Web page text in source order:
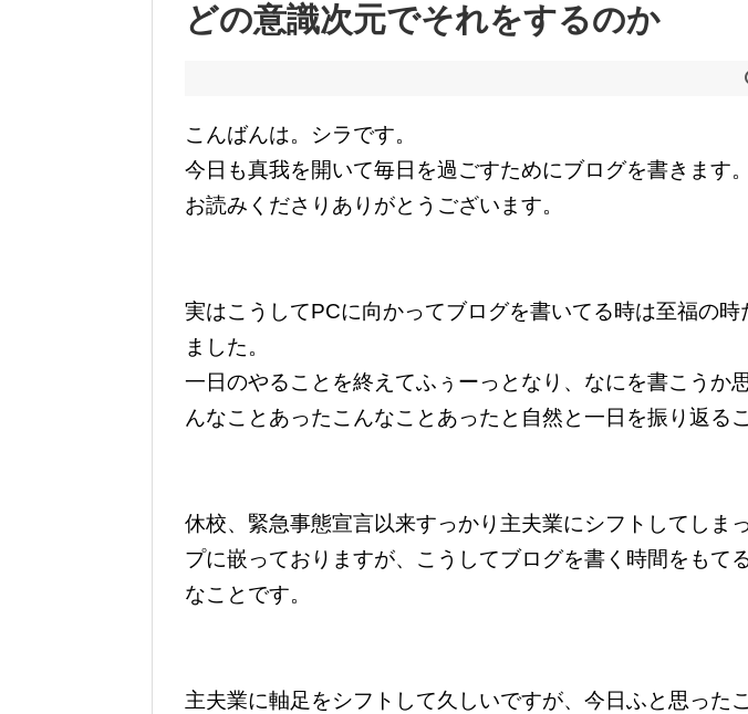
どの意識次元でそれをするのか
こんばんは。シラです。
今日も真我を開いて毎日を過ごすためにブログを書きます。
お読みくださりありがとうございます。
実はこうしてPCに向かってブログを書いてる時は至福の時
ました。
一日のやることを終えてふぅーっとなり、なにを書こうか
んなことあったこんなことあったと自然と一日を振り返る
休校、緊急事態宣言以来すっかり主夫業にシフトしてしま
プに嵌っておりますが、こうしてブログを書く時間をもて
なことです。
主夫業に軸足をシフトして久しいですが、今日ふと思った